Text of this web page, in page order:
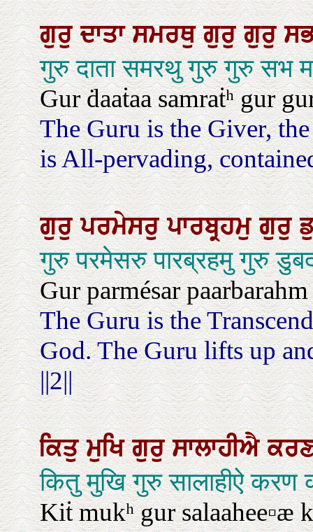
ਗੁਰੁਦਾਤਾਸਮਰਥੁਗੁਰੁਗੁਰੁ
गुरु दाता समरथु गुरु गुरु सभ
Gur ḋaaṫaa samraṫʰ gur
The Guru is the Giver,
is All-pervading,
ਗੁਰੁਪਰਮੇਸਰੁਪਾਰਬ੍ਰਹਮੁਗੁਰੁ
गुरु परमेसरु पारब्रहमु गुरु
Gur parmésar
The Guru is the
God. The Guru lifts up
||2||
ਕਿਤੁਮੁਖਿਗੁਰੁਸਾਲਾਹੀਐ
कितु मुखि गुरु सालाहीऐ
Kiṫ mukʰ gur salaahee▫æ